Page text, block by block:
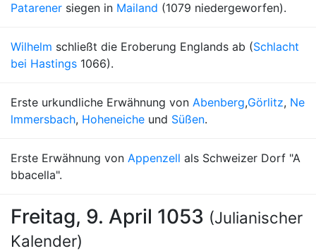
Patarener siegen in Mailand (1079 niedergeworfen).
Wilhelm schließt die Eroberung Englands ab (Schlacht
bei Hastings 1066).
Erste urkundliche Erwähnung von Abenberg,Görlitz, Ne
lmmersbach, Hoheneiche und Süßen.
Erste Erwähnung von Appenzell als Schweizer Dorf "A
bbacella".
Freitag, 9. April 1053 (Julianischer
Kalender)